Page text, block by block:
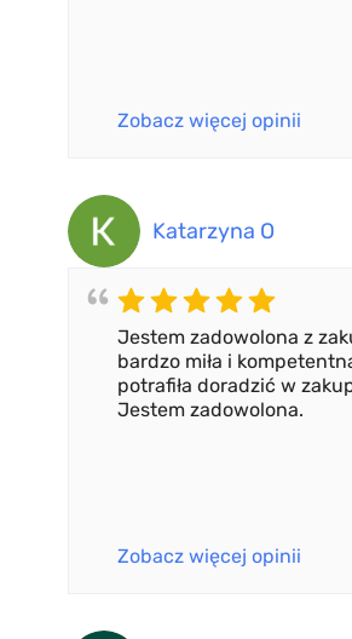
Zobacz więcej opinii
Katarzyna O
Jestem zadowolona z
bardzo miła i
potrafiła doradzić w
Jestem zadowolona.
Zobacz więcej opinii